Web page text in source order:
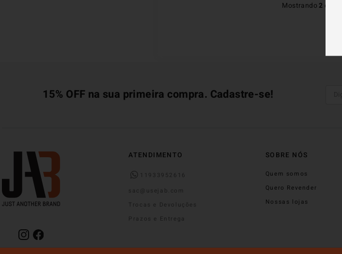
Mostrando 2 de
15% OFF na sua primeira compra. Cadastre-se!
ATENDIMENTO
11933952616
sac@usejab.com
Trocas e Devoluções
Prazos e Entrega
SOBRE NÓS
Quem somos
Quero Revender
Nossas lojas